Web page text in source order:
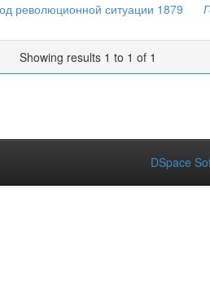
революционной ситуации 1879
Showing results 1 to 1 of 1
DSpace